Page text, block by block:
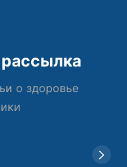
о здоровье